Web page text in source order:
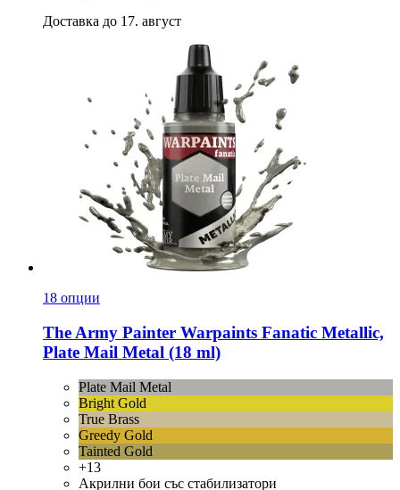
Доставка до 17. август
18 опции
The Army Painter Warpaints Fanatic Metallic,
Plate Mail Metal (18 ml)
Plate Mail Metal
Bright Gold
True Brass
Greedy Gold
Tainted Gold
+13
Акрилни бои със стабилизатори